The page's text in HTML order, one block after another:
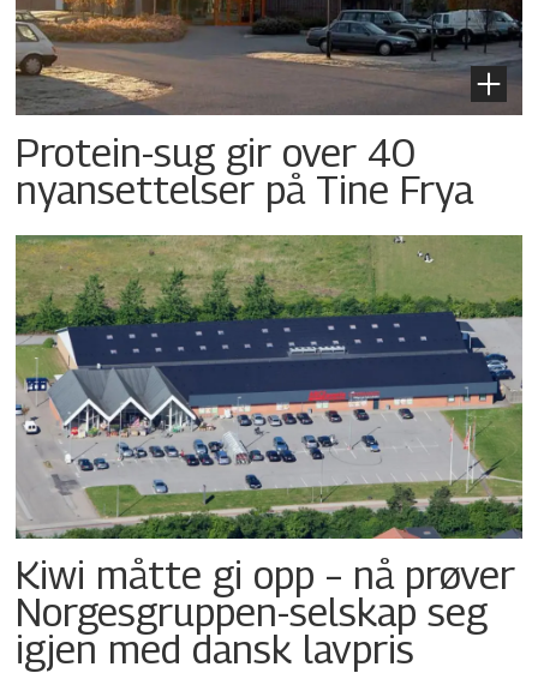
Protein-sug gir over 40
nyansettelser på Tine Frya
Kiwi måtte gi opp – nå prøver
Norgesgruppen-selskap seg
igjen med dansk lavpris